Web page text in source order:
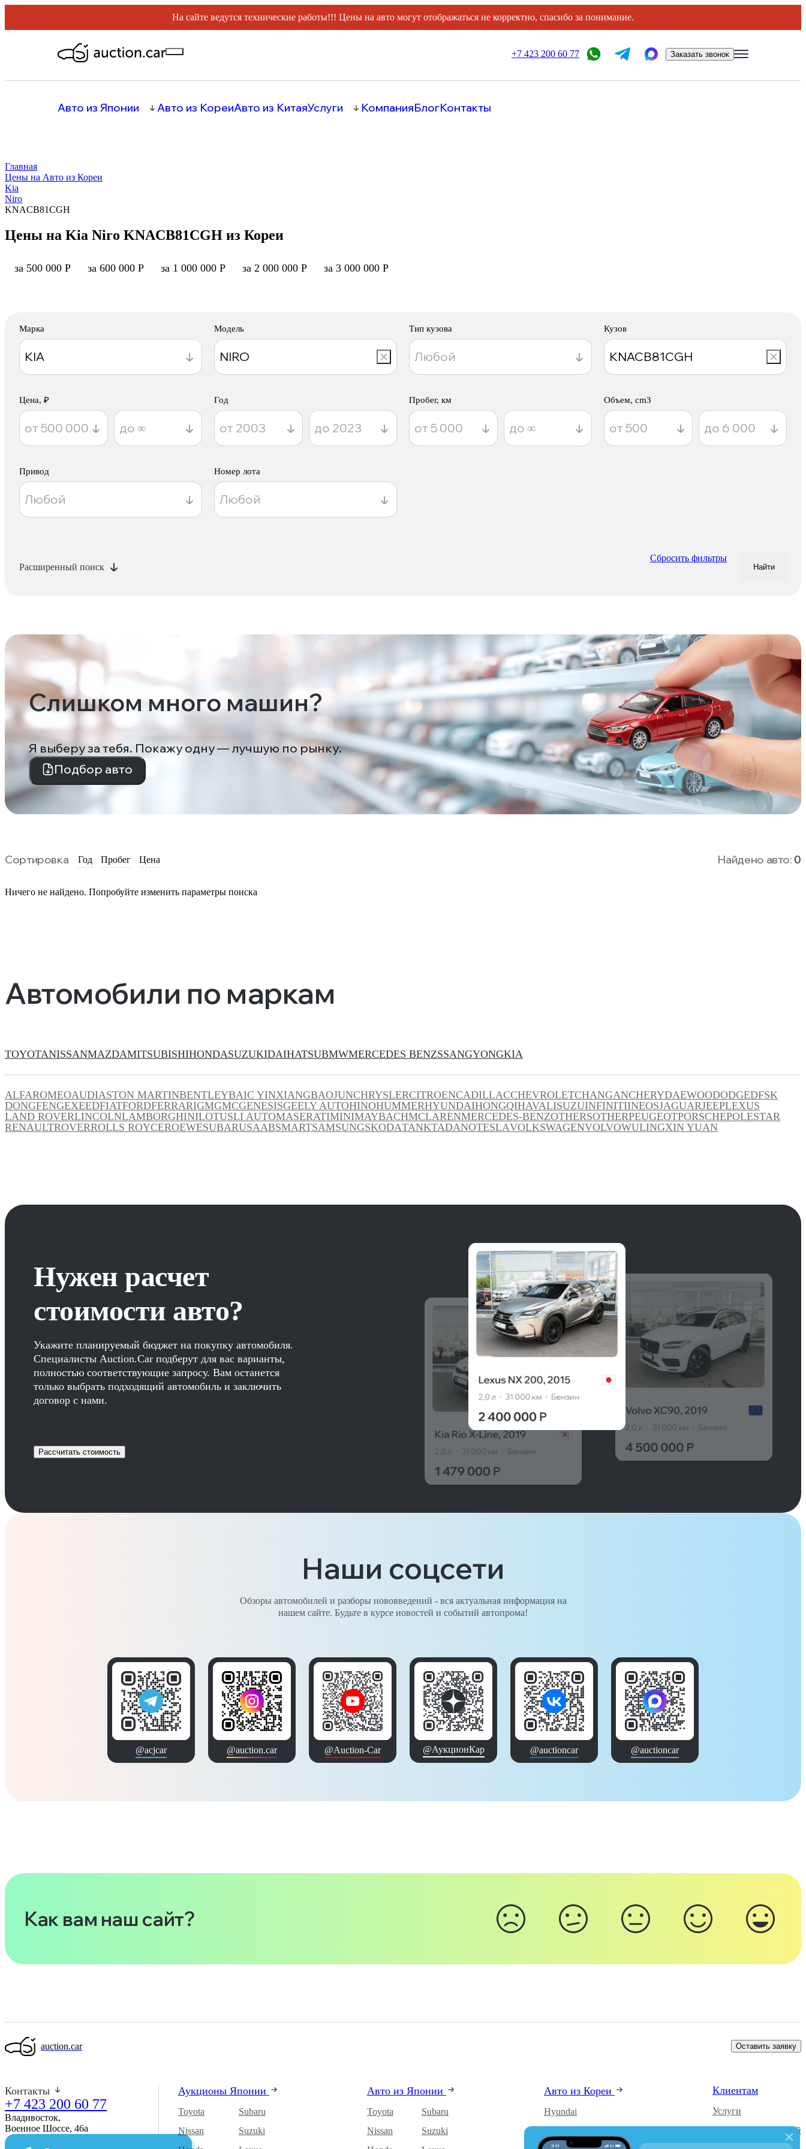
На сайте ведутся технические работы!!! Цены на авто могут отображаться не корректно, спасибо за понимание.
+7 423 200 60 77 Заказать звонок
Авто из Японии Авто из КореиАвто из КитаяУслуги КомпанияБлогКонтакты
Главная
Цены на Авто из Кореи
Kia
Niro
KNACB81CGH
Цены на Kia Niro KNACB81CGH из Кореи
за 500 000 Р за 600 000 Р за 1 000 000 Р за 2 000 000 Р за 3 000 000 Р
Марка Модель Тип кузова Кузов
Цена, ₽ Год Пробег, км Объем, cm3
Привод Номер лота
Расширенный поиск
Сбросить фильтры
Найти
Слишком много машин?
Я выберу за тебя. Покажу одну — лучшую по рынку.
Подбор авто
Сортировка Год Пробег Цена Найдено авто: 0
Ничего не найдено. Попробуйте изменить параметры поиска
Автомобили по маркам
TOYOTANISSANMAZDAMITSUBISHIHONDASUZUKIDAIHATSUBMWMERCEDES BENZSSANGYONGKIA
ALFAROMEOAUDIASTON MARTINBENTLEYBAIC YINXIANGBAOJUNCHRYSLERCITROENCADILLACCHEVROLETCHANGANCHERYDAEWOODODGEDFSK
DONGFENGEXEEDFIATFORDFERRARIGMGMCGENESISGEELY AUTOHINOHUMMERHYUNDAIHONGQIHAVALISUZUINFINITIINEOSJAGUARJEEPLEXUS
LAND ROVERLINCOLNLAMBORGHINILOTUSLI AUTOMASERATIMINIMAYBACHMCLARENMERCEDES-BENZOTHERSOTHERPEUGEOTPORSCHEPOLESTAR
RENAULTROVERROLLS ROYCEROEWESUBARUSAABSMARTSAMSUNGSKODATANKTADANOTESLAVOLKSWAGENVOLVOWULINGXIN YUAN
Нужен расчет
стоимости авто?
Укажите планируемый бюджет на покупку автомобиля.
Специалисты Auction.Car подберут для вас варианты,
полностью соответствующие запросу. Вам останется
только выбрать подходящий автомобиль и заключить
договор с нами.
Рассчитать стоимость
Наши соцсети
Обзоры автомобилей и разборы нововведений - вся актуальная информация на
нашем сайте. Будьте в курсе новостей и событий автопрома!
@acjcar @auction.car @Auction-Car @АукционКар @auctioncar @auctioncar
Как вам наш сайт?
auction.car Оставить заявку
Контакты
+7 423 200 60 77
Владивосток,
Военное Шоссе, 46а​
Аукционы Японии
Toyota
Nissan
Subaru
Suzuki
Авто из Японии
Toyota
Nissan
Subaru
Suzuki
Авто из Кореи
Hyundai
Клиентам
Услуги
Каталог автомобилей